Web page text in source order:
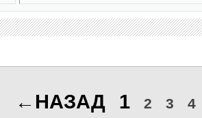
←НАЗАД 1 2 3 4